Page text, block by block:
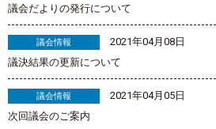
議会だよりの発行について
議会情報
2021年04月08日
議決結果の更新について
議会情報
2021年04月05日
次回議会のご案内